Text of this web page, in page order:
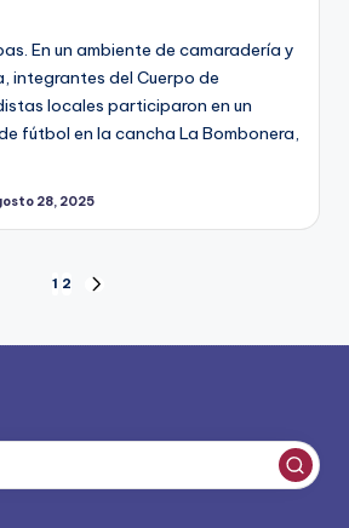
En un ambiente de camaradería y
integrantes del Cuerpo de
locales participaron en un
fútbol en la cancha La Bombonera,
28, 2025
1 2